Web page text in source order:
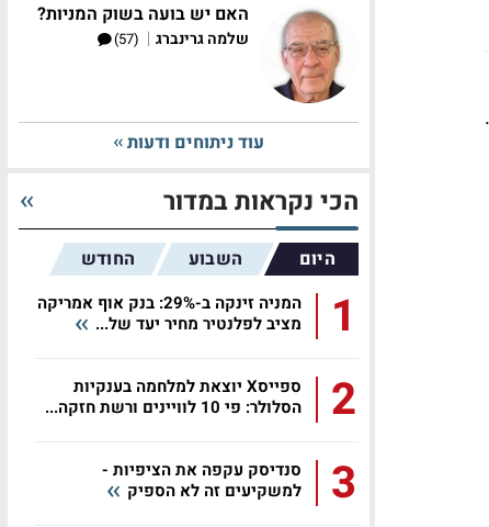
האם יש בועה בשוק המניות?
שלמה גרינברג |
(57)
עוד ניתוחים ודעות
הכי נקראות במדור
היום השבוע החודש
1
המניה זינקה ב-29%: בנק אוף אמריקה
מציב לפלנטיר מחיר יעד של...
2
ספייסX יוצאת למלחמה בענקיות
הסלולר: פי 10 לוויינים ורשת חזקה...
3
סנדיסק עקפה את הציפיות -
למשקיעים זה לא הספיק